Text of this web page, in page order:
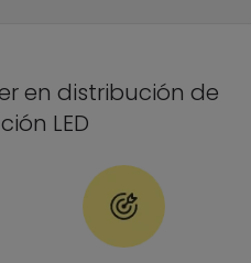
en distribución de
LED